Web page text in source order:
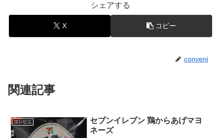
シェアする
X コピー
conveni
関連記事
コンビニ
セブンイレブン 鶏からあげマヨ
ネーズ